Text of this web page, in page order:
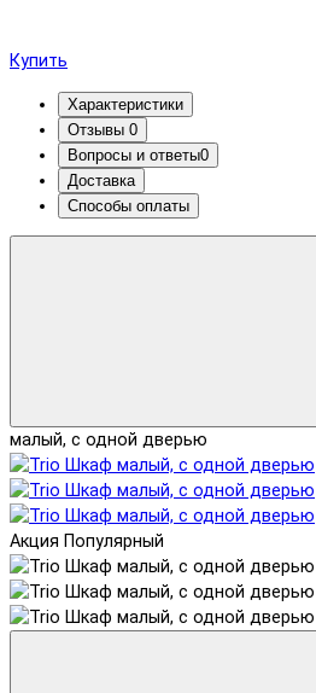
Купить
Характеристики
Отзывы 0
Вопросы и ответы0
Доставка
Способы оплаты
малый, с одной дверью
Акция Популярный